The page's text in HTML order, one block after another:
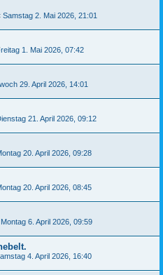
Samstag 2. Mai 2026, 21:01
1. Mai 2026, 07:42
29. April 2026, 14:01
21. April 2026, 09:12
20. April 2026, 09:28
20. April 2026, 08:45
Montag 6. April 2026, 09:59
4. April 2026, 16:40